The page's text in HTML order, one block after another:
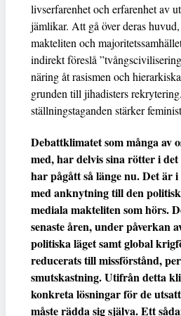
livserfarenhet och erfarenhet av
jämlikar. Att gå över deras
makteliten och
indirekt föreslå
näring åt rasismen och
grunden till jihadisters
ställningstaganden stärker
Debattklimatet som många av
med, har delvis sina rötter i
har pågått så länge nu. Det är
med anknytning till den
mediala makteliten som hörs.
senaste åren, under påverkan
politiska läget samt global
reducerats till missförstånd,
smutskastning. Utifrån detta
konkreta lösningar för de
måste rädda sig själva. Ett